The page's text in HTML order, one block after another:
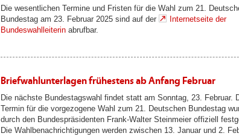
Die wesentlichen Termine und Fristen für die Wahl zum 21.
Bundestag am 23. Februar 2025 sind auf der
Internetseite der
Bundeswahlleiterin abrufbar.
Briefwahlunterlagen frühestens ab Anfang Februar
Die nächste Bundestagswahl findet statt am Sonntag, 23. Februar.
Termin für die vorgezogene Wahl zum 21. Deutschen Bundestag
durch den Bundespräsidenten Frank-Walter Steinmeier offiziell
Die Wahlbenachrichtigungen werden zwischen 13. Januar und 2.